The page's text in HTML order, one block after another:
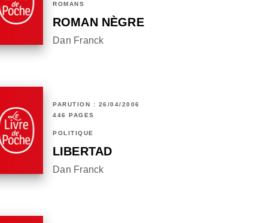
ROMANS
ROMAN NÈGRE
Dan Franck
PARUTION : 26/04/2006
446 PAGES
POLITIQUE
LIBERTAD
Dan Franck